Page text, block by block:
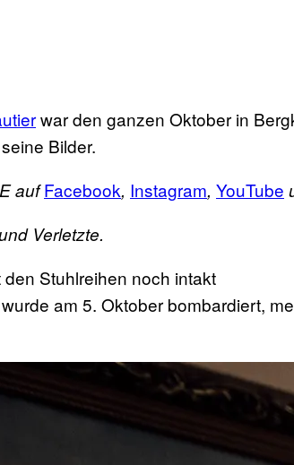
war den ganzen Oktober in
Bilder.
auf Facebook, Instagram, YouTube
Verletzte.
am 5. Oktober bombardiert,